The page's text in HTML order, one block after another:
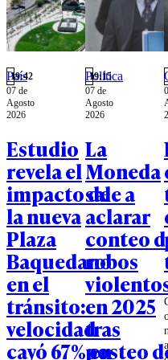
País
19:42
07 de
Agosto
2026
Estudio
revela el
impacto de
la nueva
Plaza
Baquedano
en el
tránsito:
velocidad
cayó 67% en
Política
19:15
07 de
Agosto
2026
La
Moneda
sale a
aclarar
conteo
robos
en 2025
tras
posteo